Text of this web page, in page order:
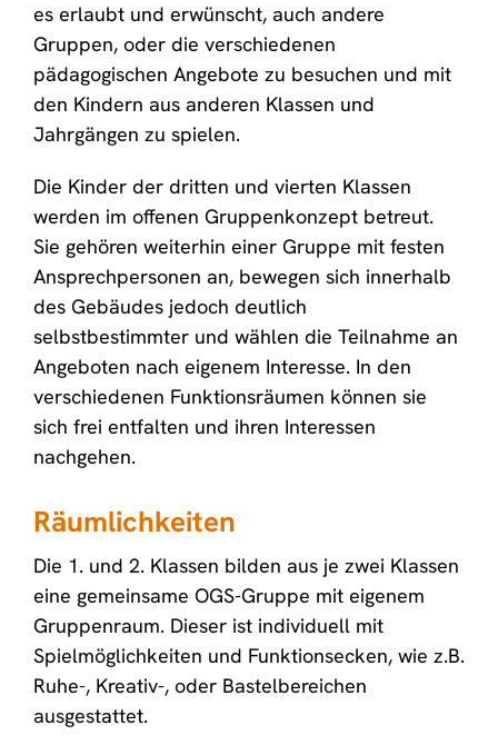
es erlaubt und erwünscht, auch andere
Gruppen, oder die verschiedenen
pädagogischen Angebote zu besuchen und mit
den Kindern aus anderen Klassen und
Jahrgängen zu spielen.
Die Kinder der dritten und vierten Klassen
werden im offenen Gruppenkonzept betreut.
Sie gehören weiterhin einer Gruppe mit festen
Ansprechpersonen an, bewegen sich innerhalb
des Gebäudes jedoch deutlich
selbstbestimmter und wählen die Teilnahme an
Angeboten nach eigenem Interesse. In den
verschiedenen Funktionsräumen können sie
sich frei entfalten und ihren Interessen
nachgehen.
Räumlichkeiten
Die 1. und 2. Klassen bilden aus je zwei Klassen
eine gemeinsame OGS-Gruppe mit eigenem
Gruppenraum. Dieser ist individuell mit
Spielmöglichkeiten und Funktionsecken, wie z.B.
Ruhe-, Kreativ-, oder Bastelbereichen
ausgestattet.